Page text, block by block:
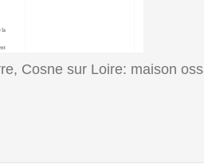
Cosne sur Loire: maison